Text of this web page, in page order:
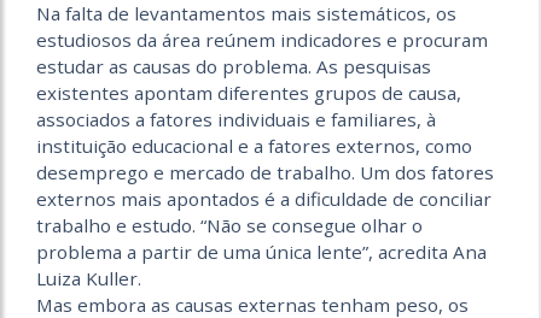
Na falta de levantamentos mais sistemáticos, os
estudiosos da área reúnem indicadores e procuram
estudar as causas do problema. As pesquisas
existentes apontam diferentes grupos de causa,
associados a fatores individuais e familiares, à
instituição educacional e a fatores externos, como
desemprego e mercado de trabalho. Um dos fatores
externos mais apontados é a dificuldade de conciliar
trabalho e estudo. “Não se consegue olhar o
problema a partir de uma única lente”, acredita Ana
Luiza Kuller.
Mas embora as causas externas tenham peso, os